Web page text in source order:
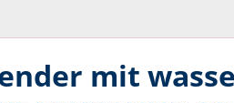
mit